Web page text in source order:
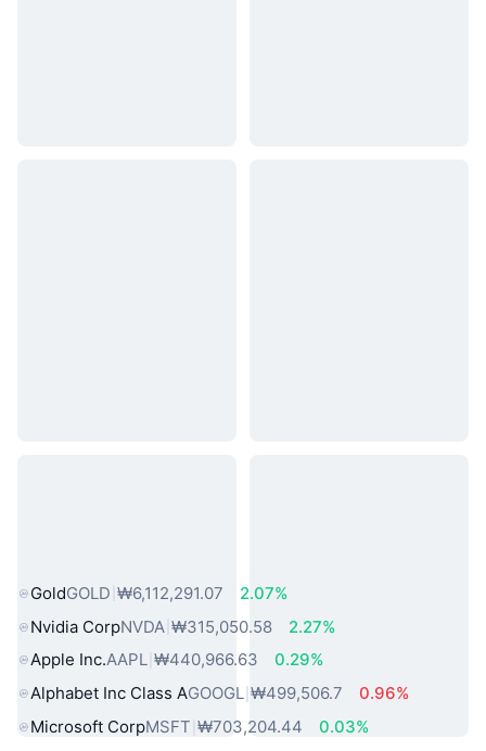
GoldGOLD ₩6,112,291.07
2.07%
Nvidia CorpNVDA ₩315,050.58
2.27%
Apple Inc.AAPL ₩440,966.63
0.29%
Alphabet Inc Class AGOOGL ₩499,506.7
0.96%
Microsoft CorpMSFT ₩703,204.44
0.03%